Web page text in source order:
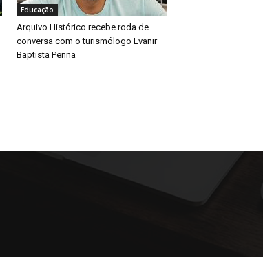
Educação
Arquivo Histórico recebe roda de
conversa com o turismólogo Evanir
Baptista Penna